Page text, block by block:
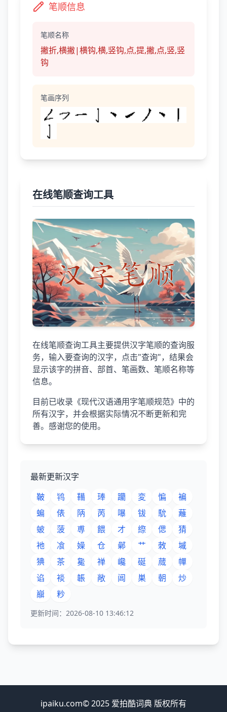
笔顺信息
笔顺名称
撇折,横撇|横钩,横,竖钩,点,提,撇,点,竖,竖
钩
笔画序列
在线笔顺查询工具
在线笔顺查询工具主要提供汉字笔顺的查询服
务，输入要查询的汉字，点击"查询"，结果会
显示该字的拼音、部首、笔画数、笔顺名称等
信息。
目前已收录《现代汉语通用字笔顺规范》中的
所有汉字，并会根据实际情况不断更新和完
善。感谢您的使用。
最新更新汉字
鞁
鸨 鞴 琫 躪 変 惼
褊
蝙
俵 陃 苪 嚗 钹 馻
蘺
蚾
菠 尃 餵 才 縩 偲
猜
衪
飡 嬠 仓 鄵 艹 敇
墄
猠
茶 毚 禅 巉 硟 蒇
幝
谄
裧 韔 敞 阊 巣 朝
炒
巐
粆
更新时间：2026-08-10 13:46:12
ipaiku.com© 2025 爱拍酷词典 版权所有